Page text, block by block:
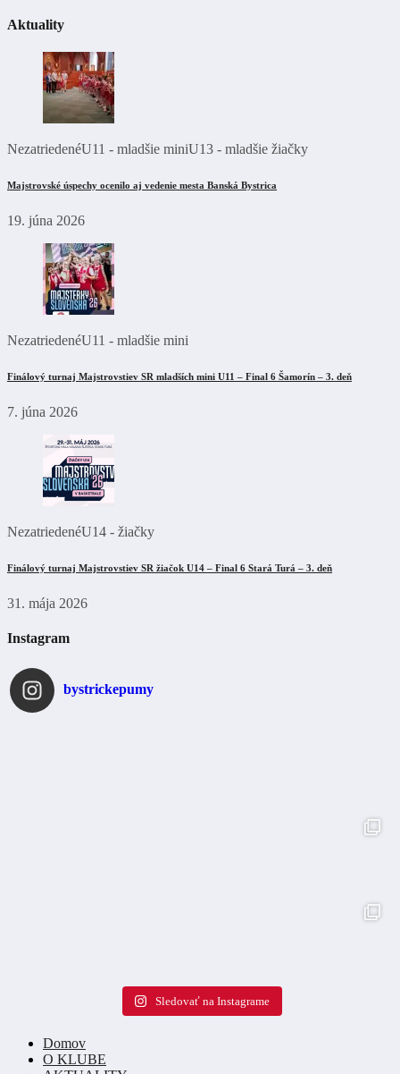
Aktuality
NezatriedenéU11 - mladšie miniU13 - mladšie žiačky
Majstrovské úspechy ocenilo aj vedenie mesta Banská Bystrica
19. júna 2026
NezatriedenéU11 - mladšie mini
Finálový turnaj Majstrovstiev SR mladších mini U11 – Final 6 Šamorín – 3. deň
7. júna 2026
NezatriedenéU14 - žiačky
Finálový turnaj Majstrovstiev SR žiačok U14 – Final 6 Stará Turá – 3. deň
31. mája 2026
Instagram
bystrickepumy
Sledovať na Instagrame
Domov
O KLUBE